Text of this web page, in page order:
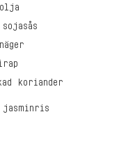
koriander
jasminris